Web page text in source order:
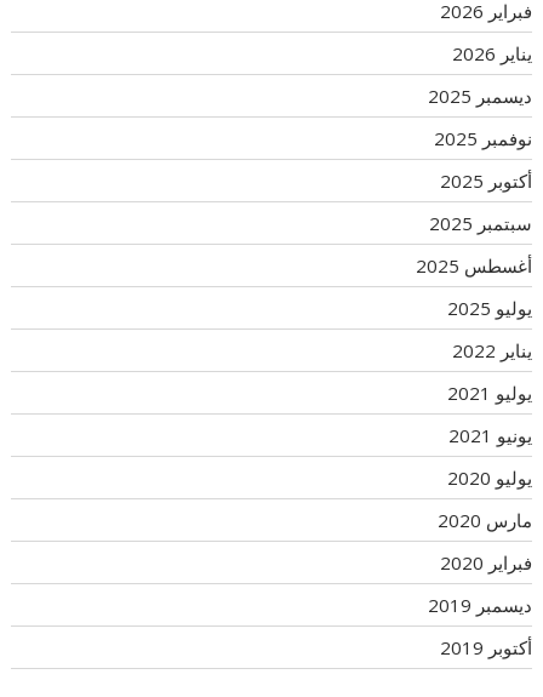
فبراير 2026
يناير 2026
ديسمبر 2025
نوفمبر 2025
أكتوبر 2025
سبتمبر 2025
أغسطس 2025
يوليو 2025
يناير 2022
يوليو 2021
يونيو 2021
يوليو 2020
مارس 2020
فبراير 2020
ديسمبر 2019
أكتوبر 2019